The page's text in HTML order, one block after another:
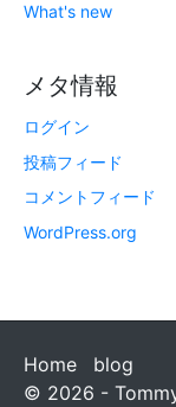
What's new
メタ情報
ログイン
投稿フィード
コメントフィード
WordPress.org
Home
blog
© 2026 -